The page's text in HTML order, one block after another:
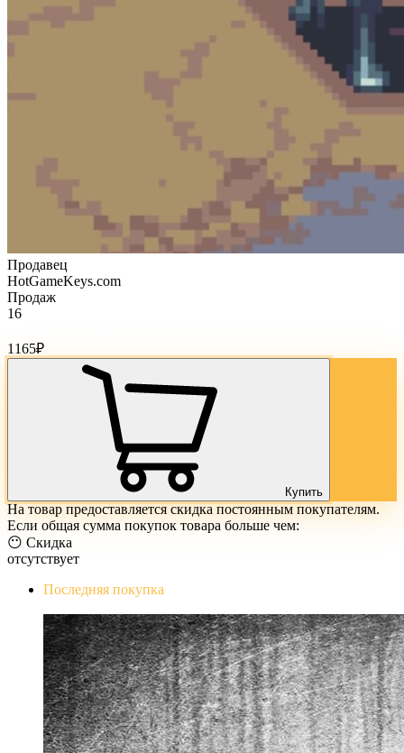
Продавец
HotGameKeys.com
Продаж
16
1165₽
Купить
На товар предоставляется скидка постоянным покупателям.
Если общая сумма покупок товара больше чем:
😶 Скидка
отсутствует
Последняя покупка